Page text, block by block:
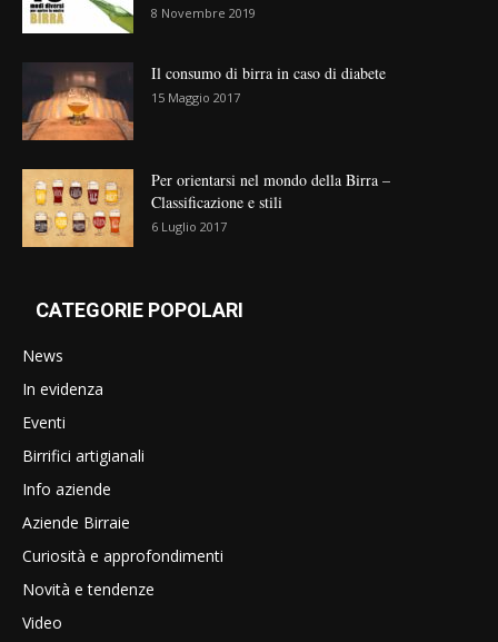
8 Novembre 2019
Il consumo di birra in caso di diabete
15 Maggio 2017
Per orientarsi nel mondo della Birra –
Classificazione e stili
6 Luglio 2017
CATEGORIE POPOLARI
News
In evidenza
Eventi
Birrifici artigianali
Info aziende
Aziende Birraie
Curiosità e approfondimenti
Novità e tendenze
Video